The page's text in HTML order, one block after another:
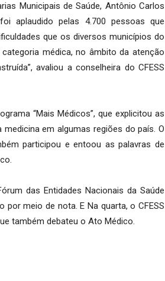
Municipais de Saúde, Antônio Carlos
aplaudido pelas 4.700 pessoas que
que os diversos municípios do
médica, no âmbito da atenção
avaliou a conselheira do CFESS
“Mais Médicos”, que explicitou as
em algumas regiões do país. O
participou e entoou as palavras de
das Entidades Nacionais da Saúde
meio de nota. E Na quarta, o CFESS
também debateu o Ato Médico.